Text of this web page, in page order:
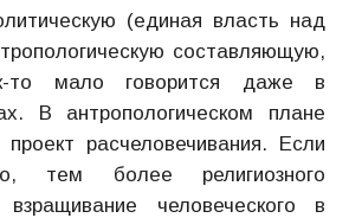
(единая власть над
составляющую,
то мало говорится даже в
В антропологическом плане
расчеловечивания. Если
тем более религиозного
человеческого в